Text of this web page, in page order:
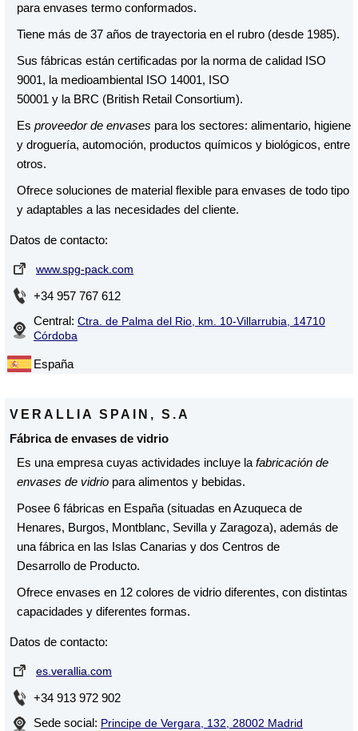
para envases termo conformados.
Tiene más de 37 años de trayectoria en el rubro (desde 1985).
Sus fábricas están certificadas por la norma de calidad ISO
9001, la medioambiental ISO 14001, ISO
50001 y la BRC (British Retail Consortium).
Es proveedor de envases para los sectores: alimentario, higiene
y droguería, automoción, productos químicos y biológicos, entre
otros.
Ofrece soluciones de material flexible para envases de todo tipo
y adaptables a las necesidades del cliente.
Datos de contacto:
www.spg-pack.com
+34 957 767 612
Central: Ctra. de Palma del Rio, km. 10-Villarrubia, 14710
Córdoba
España
VERALLIA SPAIN, S.A
Fábrica de envases de vidrio
Es una empresa cuyas actividades incluye la fabricación de
envases de vidrio para alimentos y bebidas.
Posee 6 fábricas en España (situadas en Azuqueca de
Henares, Burgos, Montblanc, Sevilla y Zaragoza), además de
una fábrica en las Islas Canarias y dos Centros de
Desarrollo de Producto.
Ofrece envases en 12 colores de vidrio diferentes, con distintas
capacidades y diferentes formas.
Datos de contacto:
es.verallia.com
+34 913 972 902
Sede social: Principe de Vergara, 132, 28002 Madrid